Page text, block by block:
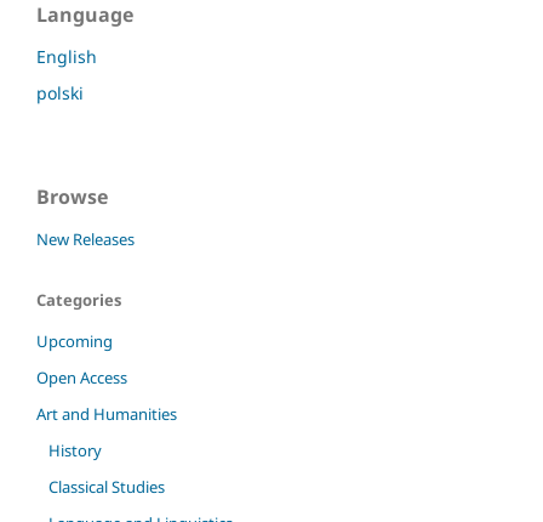
Language
English
polski
Browse
New Releases
Categories
Upcoming
Open Access
Art and Humanities
History
Classical Studies